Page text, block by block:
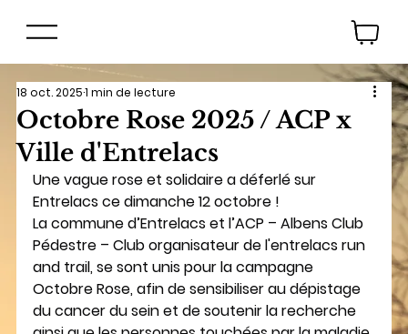
Octobre Rose 2025 / ACP x
Ville d'Entrelacs
18 oct. 20251 min de lecture
Une vague rose et solidaire a déferlé sur
Entrelacs ce dimanche 12 octobre !
La commune d’Entrelacs et l’ACP – Albens Club
Pédestre – Club organisateur de l'entrelacs run
and trail, se sont unis pour la campagne
Octobre Rose, afin de sensibiliser au dépistage
du cancer du sein et de soutenir la recherche